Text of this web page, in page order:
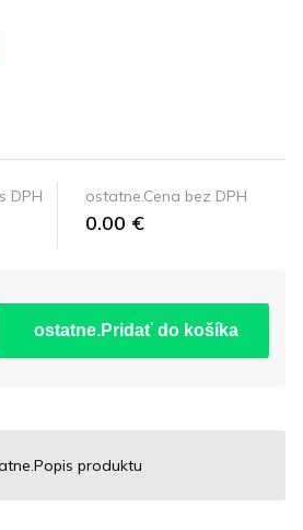
DPH ostatne.Cena bez DPH
0.00 €
ostatne.Pridať do košíka
produktu